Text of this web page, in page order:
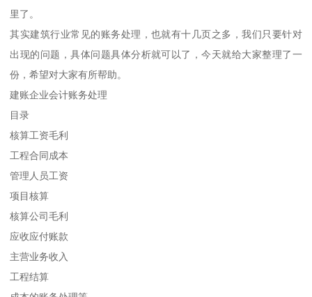
里了。
其实建筑行业常见的账务处理，也就有十几页之多，我们只要针对
出现的问题，具体问题具体分析就可以了，今天就给大家整理了一
份，希望对大家有所帮助。
建账企业会计账务处理
目录
核算工资毛利
工程合同成本
管理人员工资
项目核算
核算公司毛利
应收应付账款
主营业务收入
工程结算